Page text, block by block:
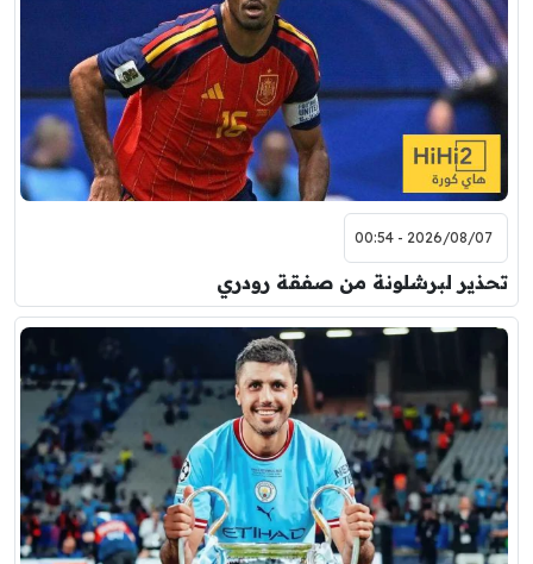
2026/08/07 - 00:54
تحذير لبرشلونة من صفقة رودري